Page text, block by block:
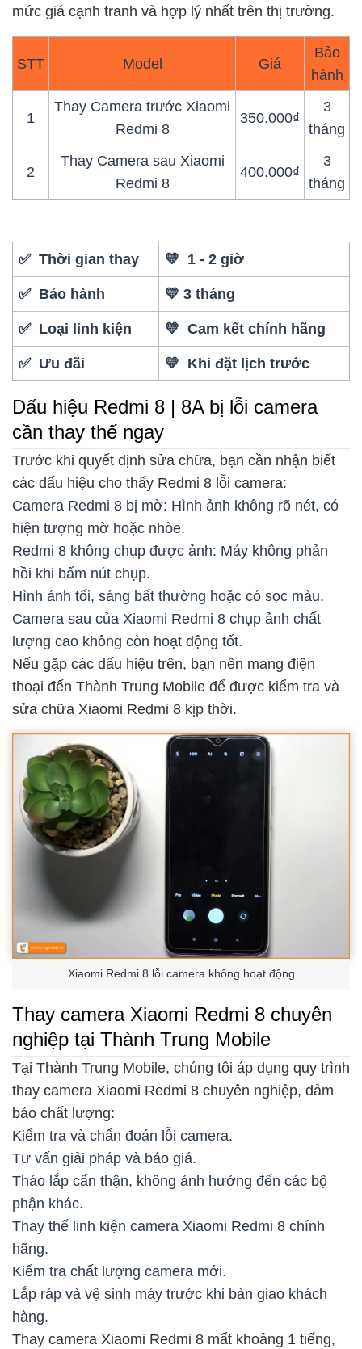
mức giá cạnh tranh và hợp lý nhất trên thị trường.
STT Model Giá
Bảo
hành
1
Thay Camera trước Xiaomi
Redmi 8
350.000₫
3
tháng
2
Thay Camera sau Xiaomi
Redmi 8
400.000₫
3
tháng
✅ Thời gian thay 💛 1 - 2 giờ
✅ Bảo hành 💛 3 tháng
✅ Loại linh kiện 💛 Cam kết chính hãng
✅ Ưu đãi 💛 Khi đặt lịch trước
Dấu hiệu Redmi 8 | 8A bị lỗi camera
cần thay thế ngay
Trước khi quyết định sửa chữa, bạn cần nhận biết
các dấu hiệu cho thấy Redmi 8 lỗi camera:
Camera Redmi 8 bị mờ: Hình ảnh không rõ nét, có
hiện tượng mờ hoặc nhòe.
Redmi 8 không chụp được ảnh: Máy không phản
hồi khi bấm nút chụp.
Hình ảnh tối, sáng bất thường hoặc có sọc màu.
Camera sau của Xiaomi Redmi 8 chụp ảnh chất
lượng cao không còn hoạt động tốt.
Nếu gặp các dấu hiệu trên, bạn nên mang điện
thoại đến Thành Trung Mobile để được kiểm tra và
sửa chữa Xiaomi Redmi 8 kịp thời.
Xiaomi Redmi 8 lỗi camera không hoạt động
Thay camera Xiaomi Redmi 8 chuyên
nghiệp tại Thành Trung Mobile
Tại Thành Trung Mobile, chúng tôi áp dụng quy trình
thay camera Xiaomi Redmi 8 chuyên nghiệp, đảm
bảo chất lượng:
Kiểm tra và chẩn đoán lỗi camera.
Tư vấn giải pháp và báo giá.
Tháo lắp cẩn thận, không ảnh hưởng đến các bộ
phận khác.
Thay thế linh kiện camera Xiaomi Redmi 8 chính
hãng.
Kiểm tra chất lượng camera mới.
Lắp ráp và vệ sinh máy trước khi bàn giao khách
hàng.
Thay camera Xiaomi Redmi 8 mất khoảng 1 tiếng,